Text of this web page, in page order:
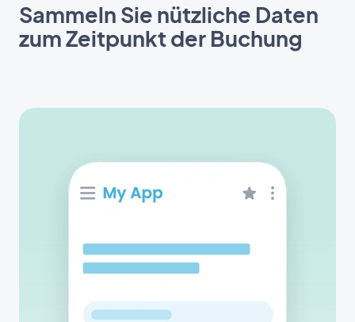
Sammeln Sie nützliche Daten
zum Zeitpunkt der Buchung